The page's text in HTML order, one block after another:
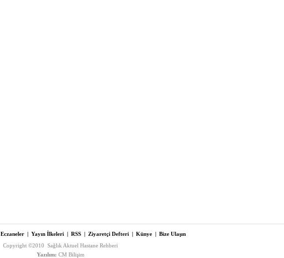
Eczaneler | Yayın İlkeleri | RSS | Ziyaretçi Defteri | Künye | Bize Ulaşın
Copyright ©2010 Sağlık Aktuel Hastane Rehberi
Yazılım: CM Bilişim